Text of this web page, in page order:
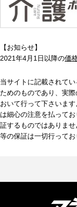
【お知らせ】
2021年4月1日以降の価
当サイトに記載されて
ためのものであり、実
おいて行って下さいま
は細心の注意を払って
証するものではありま
等の保証は一切行ってお